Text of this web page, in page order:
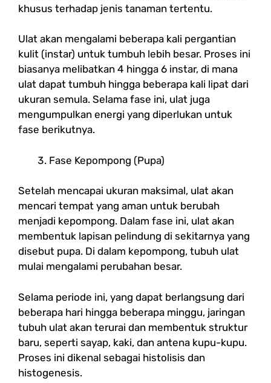
khusus terhadap jenis tanaman tertentu.
Ulat akan mengalami beberapa kali pergantian
kulit (instar) untuk tumbuh lebih besar. Proses ini
biasanya melibatkan 4 hingga 6 instar, di mana
ulat dapat tumbuh hingga beberapa kali lipat dari
ukuran semula. Selama fase ini, ulat juga
mengumpulkan energi yang diperlukan untuk
fase berikutnya.
Fase Kepompong (Pupa)
Setelah mencapai ukuran maksimal, ulat akan
mencari tempat yang aman untuk berubah
menjadi kepompong. Dalam fase ini, ulat akan
membentuk lapisan pelindung di sekitarnya yang
disebut pupa. Di dalam kepompong, tubuh ulat
mulai mengalami perubahan besar.
Selama periode ini, yang dapat berlangsung dari
beberapa hari hingga beberapa minggu, jaringan
tubuh ulat akan terurai dan membentuk struktur
baru, seperti sayap, kaki, dan antena kupu-kupu.
Proses ini dikenal sebagai histolisis dan
histogenesis.